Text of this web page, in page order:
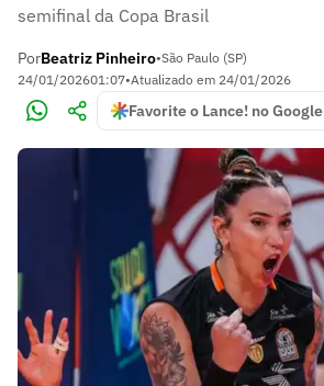
semifinal da Copa Brasil
PorBeatriz Pinheiro•São Paulo (SP)
24/01/202601:07•Atualizado em 24/01/2026
Favorite o Lance! no Google